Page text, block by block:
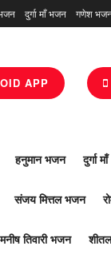
दुर्गा माँ भजन गणेश
APP
हनुमान भजन दुर्गा
संजय मित्तल भजन
मनीष तिवारी भजन